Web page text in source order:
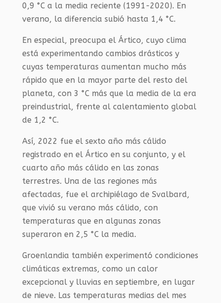
0,9 °C a la media reciente (1991-2020). En
verano, la diferencia subió hasta 1,4 °C.
En especial, preocupa el Ártico, cuyo clima
está experimentando cambios drásticos y
cuyas temperaturas aumentan mucho más
rápido que en la mayor parte del resto del
planeta, con 3 °C más que la media de la era
preindustrial, frente al calentamiento global
de 1,2 °C.
Así, 2022 fue el sexto año más cálido
registrado en el Ártico en su conjunto, y el
cuarto año más cálido en las zonas
terrestres. Una de las regiones más
afectadas, fue el archipiélago de Svalbard,
que vivió su verano más cálido, con
temperaturas que en algunas zonas
superaron en 2,5 °C la media.
Groenlandia también experimentó condiciones
climáticas extremas, como un calor
excepcional y lluvias en septiembre, en lugar
de nieve. Las temperaturas medias del mes